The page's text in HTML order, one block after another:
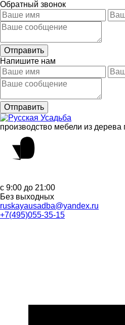
Обратный звонок
Напишите нам
производство мебели из дерева
с 9:00 до 21:00
Без выходных
ruskayausadba@yandex.ru
+7(495)055-35-15